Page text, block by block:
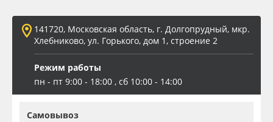
ПЭТ бэклит
Вспененный ПВХ
141720, Московская область, г. Долгопрудный, мкр.
Хлебниково, ул. Горького, дом 1, строение 2
Режим работы
пн - пт 9:00 - 18:00 , сб 10:00 - 14:00
Самовывоз